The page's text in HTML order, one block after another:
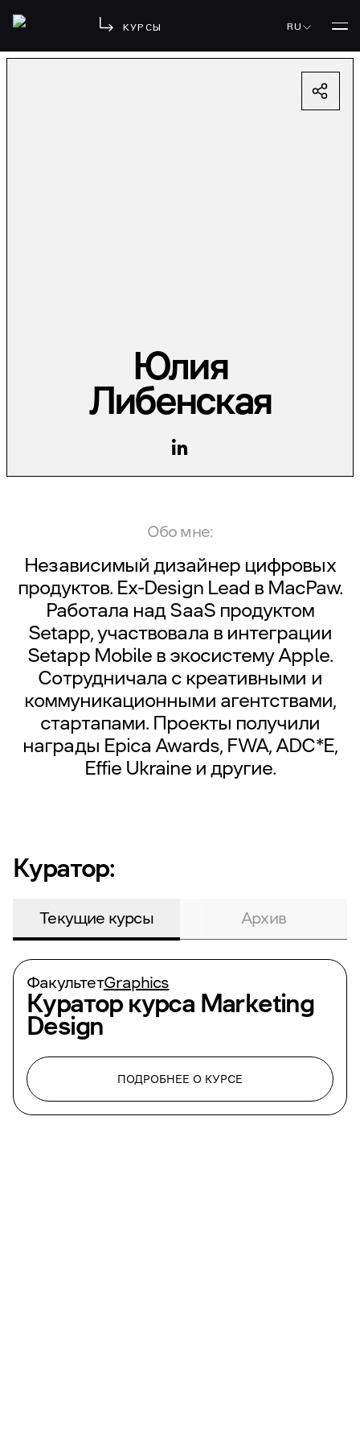
КУРСЫ RU
Юлия
Либенская
Обо мне:
Независимый дизайнер цифровых
продуктов. Ex-Design Lead в MacPaw.
Работала над SaaS продуктом
Setapp, участвовала в интеграции
Setapp Mobile в экосистему Apple.
Сотрудничала с креативными и
коммуникационными агентствами,
стартапами. Проекты получили
награды Epica Awards, FWA, ADC*E,
Effie Ukraine и другие.
Куратор:
Текущие курсы Архив
ФакультетGraphics
Куратор курса Marketing
Design
ПОДРОБНЕЕ О КУРСЕ